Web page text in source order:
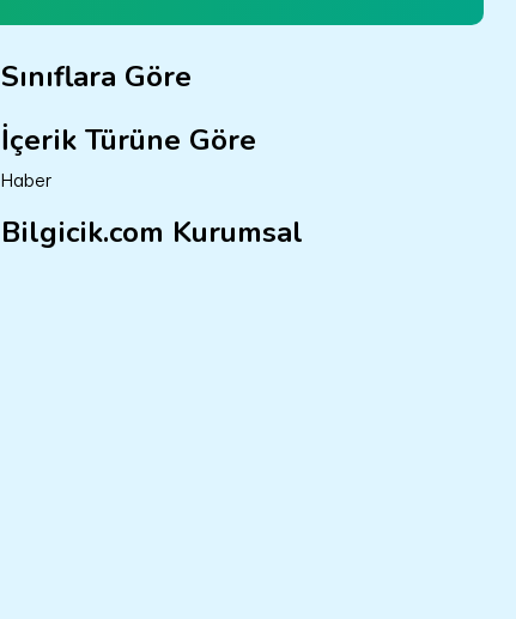
Sınıflara Göre
İçerik Türüne Göre
Haber
Bilgicik.com Kurumsal